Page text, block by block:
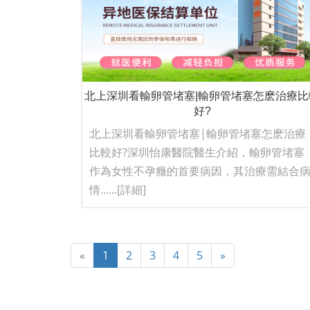
北上深圳看輸卵管堵塞|輸卵管堵塞怎麽治療
好?
北上深圳看輸卵管堵塞|輸卵管堵塞怎麽治療
比較好?深圳怡康醫院醫生介紹，輸卵管堵塞
作為女性不孕癥的首要病因，其治療需結合病
情......[詳細]
« 1 2 3 4 5 »